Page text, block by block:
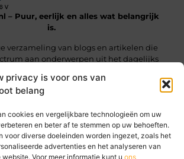
privacy is voor ons van
belang
cookies en vergelijkbare technologieën om uw
en beter af te stemmen op uw behoeften.
voor diverse doeleinden worden ingezet, zoals het
advertenties en het analyseren van
Voor meer informatie kunt u ons
– Puur, eerlijk en alles wat belangrijk
is.
verzameling van blogs en artikelen die
aan onderwerpen uit het dagelijks